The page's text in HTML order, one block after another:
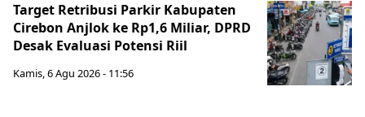
Target Retribusi Parkir Kabupaten
Cirebon Anjlok ke Rp1,6 Miliar, DPRD
Desak Evaluasi Potensi Riil
Kamis, 6 Agu 2026 - 11:56